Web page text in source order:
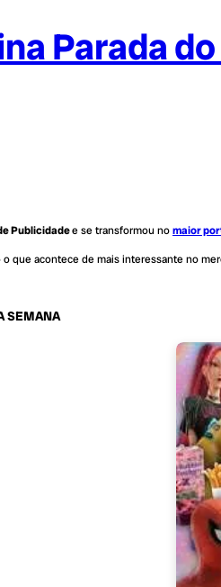
Parada
Publicidadee se transformou nomaior
que acontece de mais interessante no
SEMANA